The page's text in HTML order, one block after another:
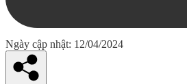
Ngày cập nhật: 12/04/2024